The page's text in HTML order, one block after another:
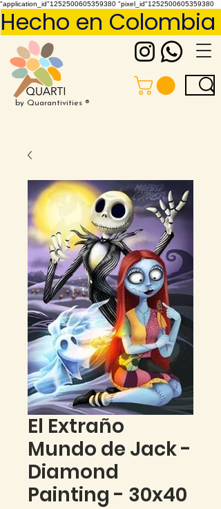
"application_id"1252500605359380 "pixel_id"1252500605359380
by Quarantivities ®
Hecho en
El Extraño
Mundo de Jack -
Diamond
Painting - 30x40